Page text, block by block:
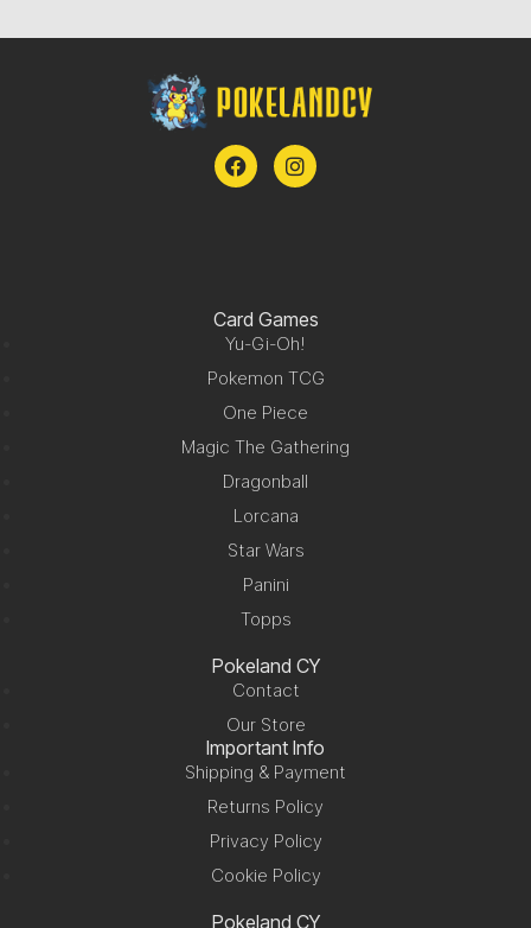
Card Games
Yu-Gi-Oh!
Pokemon TCG
One Piece
Magic The Gathering
Dragonball
Lorcana
Star Wars
Panini
Topps
Pokeland CY
Contact
Our Store
Important Info
Shipping & Payment
Returns Policy
Privacy Policy
Cookie Policy
Pokeland CY